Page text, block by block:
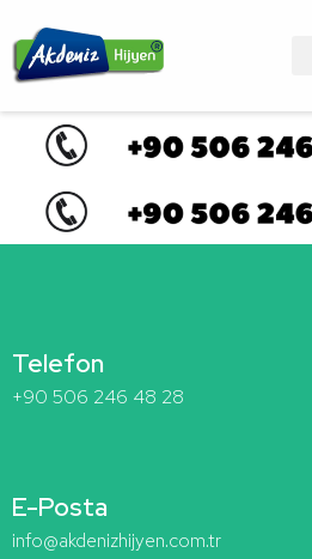
Telefon
+90 506 246 48 28
E-Posta
info@akdenizhijyen.com.tr